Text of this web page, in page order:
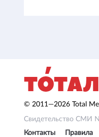
© 2011—2026 Total
Свидетельство СМИ
Контакты
Правила